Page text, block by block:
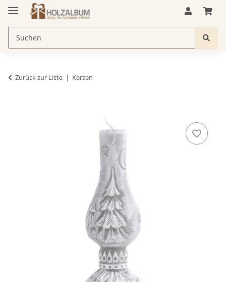
Zurück zur Liste Kerzen